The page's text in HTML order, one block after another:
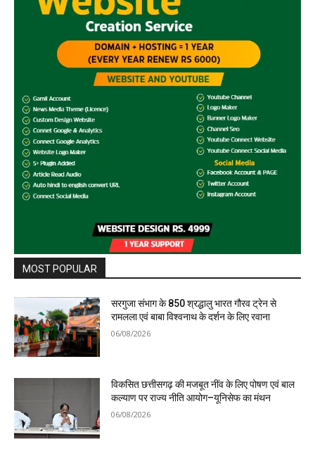
MOST POPULAR
सरगुजा संभाग के 850 श्रद्धालु भारत गौरव ट्रेन से
रामलला एवं बाबा विश्वनाथ के दर्शन के लिए रवाना
06/08/2026
विकसित छत्तीसगढ़ की मजबूत नींव के लिए पोषण एवं बाल
कल्याण पर राज्य नीति आयोग–यूनिसेफ का मंथन
06/08/2026